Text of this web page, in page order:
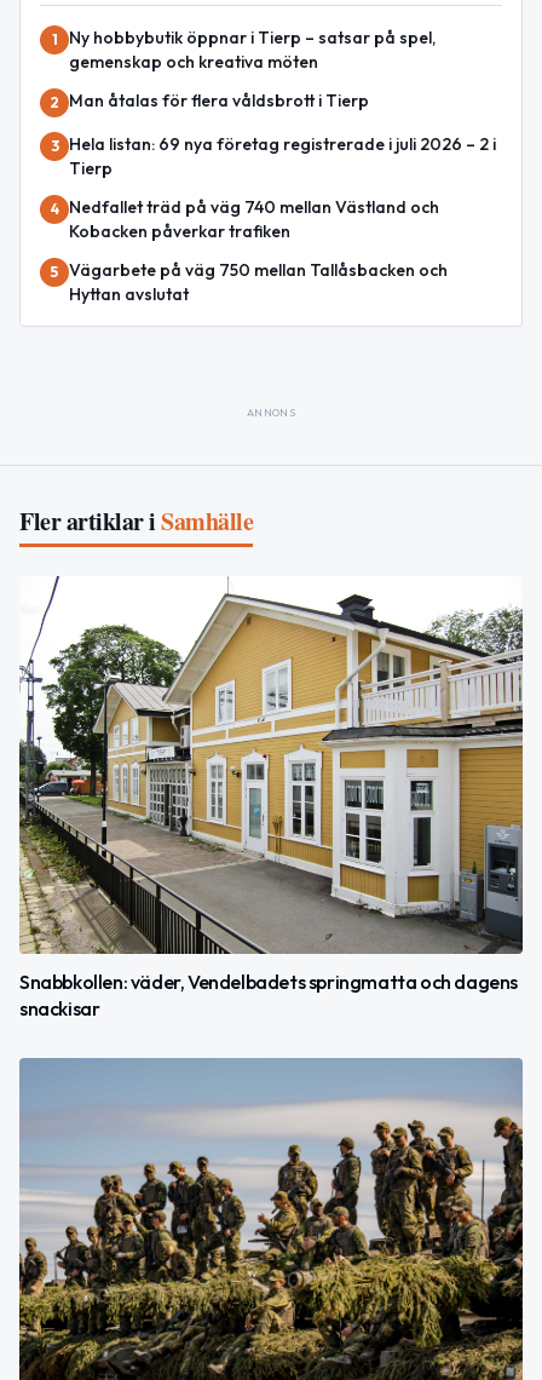
1
Ny hobbybutik öppnar i Tierp – satsar på spel,
gemenskap och kreativa möten
2 Man åtalas för flera våldsbrott i Tierp
3
Hela listan: 69 nya företag registrerade i juli 2026 – 2 i
Tierp
4
Nedfallet träd på väg 740 mellan Västland och
Kobacken påverkar trafiken
5 Vägarbete på väg 750 mellan Tallåsbacken och
Hyttan avslutat
ANNONS
Fler artiklar iSamhälle
Snabbkollen: väder, Vendelbadets springmatta och dagens
snackisar